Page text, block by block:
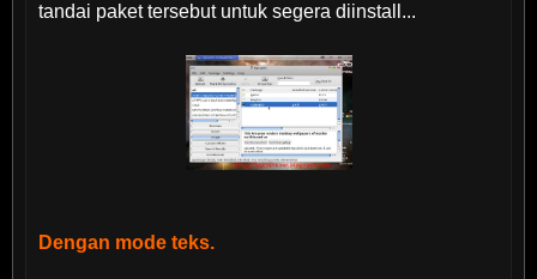
tandai paket tersebut untuk segera diinstall...
Dengan mode teks.